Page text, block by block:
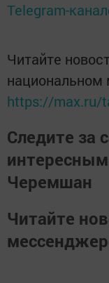
Telegram-
Читайте
https://max.ru/
Следите
Черемшан
Читайте